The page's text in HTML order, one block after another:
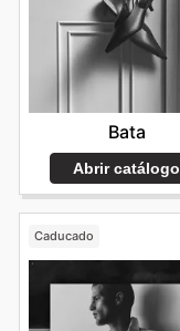
Bata
Abrir catálogo
Caducado